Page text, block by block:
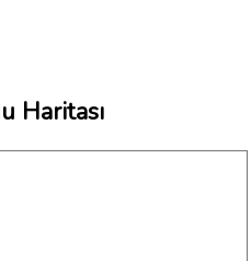
Haritası